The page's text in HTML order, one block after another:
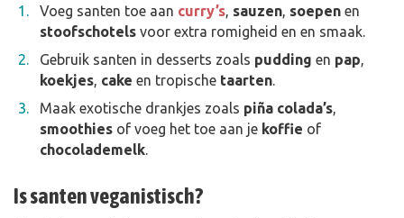
Voeg santen toe aan curry’s, sauzen, soepen en
stoofschotels voor extra romigheid en en smaak.
Gebruik santen in desserts zoals pudding en pap,
koekjes, cake en tropische taarten.
Maak exotische drankjes zoals piña colada’s,
smoothies of voeg het toe aan je koffie of
chocolademelk.
Is santen veganistisch?